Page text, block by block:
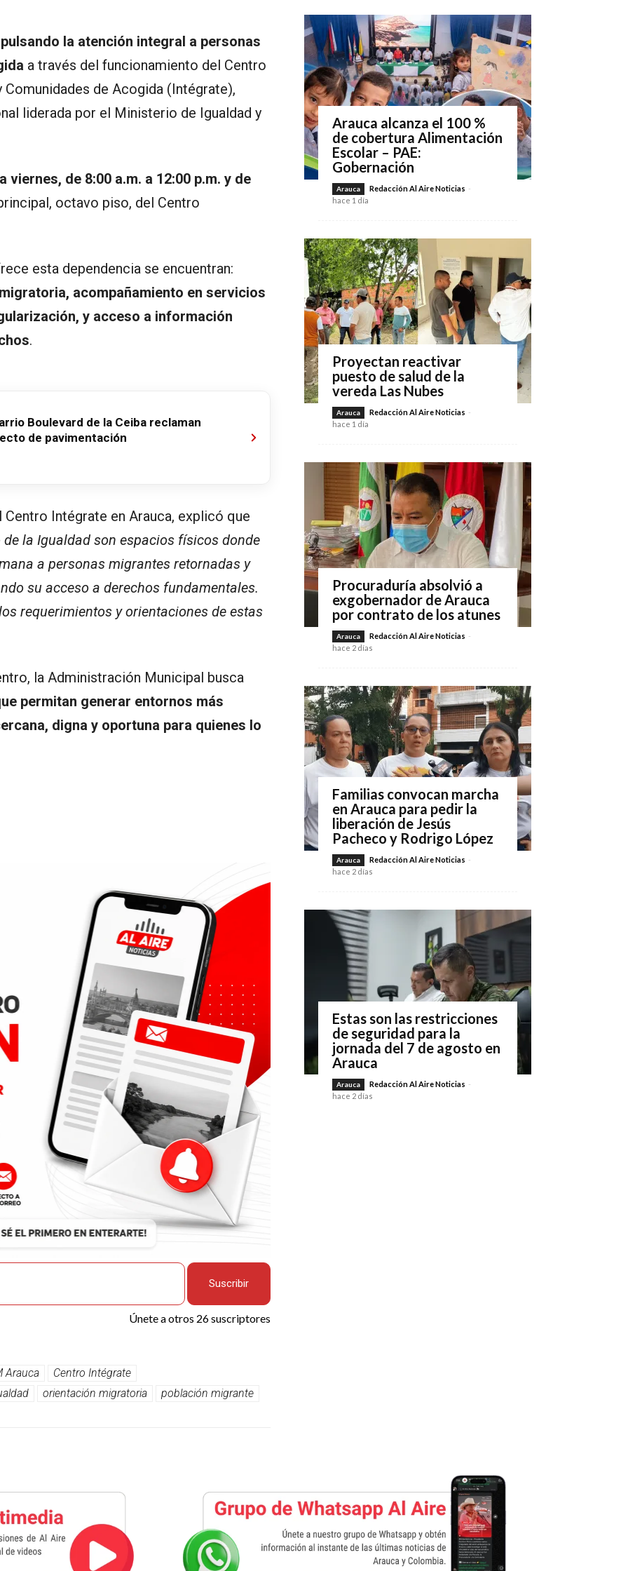
la atención integral a personas
a través del funcionamiento del Centro
de Acogida (Intégrate),
liderada por el Ministerio de Igualdad y
viernes, de 8:00 a.m. a 12:00 p.m. y de
octavo piso, del Centro
esta dependencia se encuentran:
acompañamiento en servicios
y acceso a información
.
Boulevard de la Ceiba reclaman
de pavimentación
Intégrate en Arauca, explicó que
la Igualdad son espacios físicos donde
a personas migrantes retornadas y
su acceso a derechos fundamentales.
requerimientos y orientaciones de estas
la Administración Municipal busca
permitan generar entornos más
digna y oportuna para quienes lo
Suscribir
Únete a otros 26 suscriptores
Arauca
Centro Intégrate
orientación migratoria población migrante
Arauca alcanza el 100 %
de cobertura Alimentación
Escolar – PAE:
Gobernación
Arauca Redacción Al Aire Noticias -
hace 1 día
Proyectan reactivar
puesto de salud de la
vereda Las Nubes
Arauca Redacción Al Aire Noticias -
hace 1 día
Procuraduría absolvió a
exgobernador de Arauca
por contrato de los atunes
Arauca Redacción Al Aire Noticias -
hace 2 días
Familias convocan marcha
en Arauca para pedir la
liberación de Jesús
Pacheco y Rodrigo López
Arauca Redacción Al Aire Noticias -
hace 2 días
Estas son las restricciones
de seguridad para la
jornada del 7 de agosto en
Arauca
Arauca Redacción Al Aire Noticias -
hace 2 días